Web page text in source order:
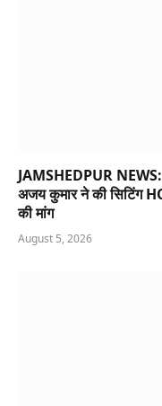
JAMSHEDPUR NEWS:
अजय कुमार ने की सिटिंग
की मांग
August 5, 2026